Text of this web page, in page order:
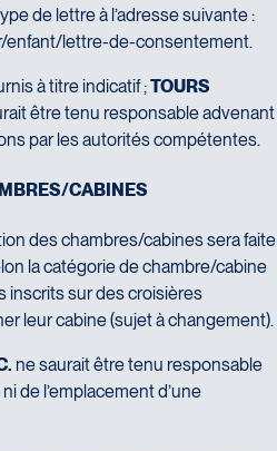
de lettre à l’adresse suivante :
enfant/lettre-de-consentement.
à titre indicatif ;TOURS
être tenu responsable advenant
par les autorités compétentes.
BRES/CAB N ES
des chambres/cabines sera faite
la catégorie de chambre/cabine
inscrits sur des croisières
leur cabine (sujet à changement).
ne saurait être tenu responsable
de l’emplacement d’une